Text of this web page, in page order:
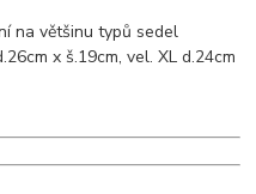
na většinu typů sedel
x š.19cm, vel. XL d.24cm